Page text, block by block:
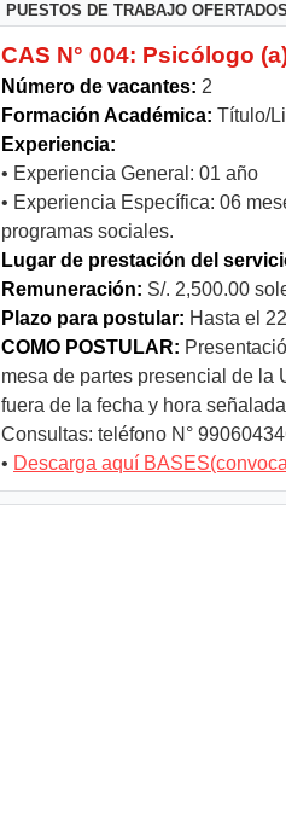
PUESTOS DE TRABAJO
CAS N° 004: Psicólogo
Número de vacantes: 2
Formación Académica: Título/
Experiencia:
• Experiencia General: 01 año
• Experiencia Específica: 06
programas sociales.
Lugar de prestación del
Remuneración: S/. 2,500.00
Plazo para postular: Hasta el
COMO POSTULAR:
mesa de partes presencial de la
fuera de la fecha y hora
Consultas: teléfono N°
• Descarga aquí